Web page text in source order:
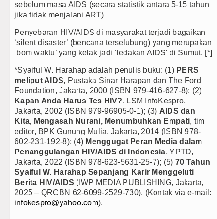
sebelum masa AIDS (secara statistik antara 5-15 tahun
jika tidak menjalani ART).
Penyebaran HIV/AIDS di masyarakat terjadi bagaikan
‘silent disaster’ (bencana terselubung) yang merupakan
‘bom waktu’ yang kelak jadi ‘ledakan AIDS’ di Sumut. [*]
*Syaiful W. Harahap adalah penulis buku: (1) PERS
meliput AIDS, Pustaka Sinar Harapan dan The Ford
Foundation, Jakarta, 2000 (ISBN 979-416-627-8); (2)
Kapan Anda Harus Tes HIV?, LSM InfoKespro,
Jakarta, 2002 (ISBN 979-96905-0-1); (3) AIDS dan
Kita, Mengasah Nurani, Menumbuhkan Empati, tim
editor, BPK Gunung Mulia, Jakarta, 2014 (ISBN 978-
602-231-192-8); (4) Menggugat Peran Media dalam
Penanggulangan HIV/AIDS di Indonesia, YPTD,
Jakarta, 2022 (ISBN 978-623-5631-25-7); (5) 70 Tahun
Syaiful W. Harahap Sepanjang Karir Menggeluti
Berita HIV/AIDS (IWP MEDIA PUBLISHING, Jakarta,
2025 – QRCBN 62-6099-2529-730). (Kontak via e-mail:
infokespro@yahoo.com).